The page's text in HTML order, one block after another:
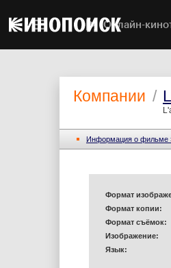
Онлайн-
Компании /
Информация o фильме
Формат
Формат копии:
Формат съёмок:
Изображение:
Язык: